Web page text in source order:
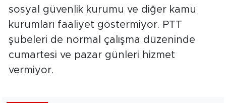
sosyal güvenlik kurumu ve diğer kamu
kurumları faaliyet göstermiyor. PTT
şubeleri de normal çalışma düzeninde
cumartesi ve pazar günleri hizmet
vermiyor.